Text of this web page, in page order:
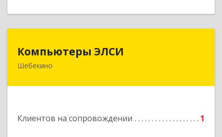
Компьютеры ЭЛСИ
Шебекино
Клиентов на сопровождении 1